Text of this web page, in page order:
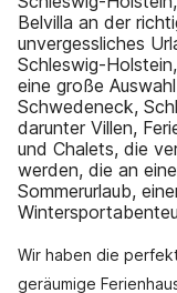
Belvilla an der
unvergessliches
Schleswig-
eine große
Schwedeneck,
darunter Villen,
und Chalets, die
werden, die an
Sommerurlaub,
Wir haben die
geräumige